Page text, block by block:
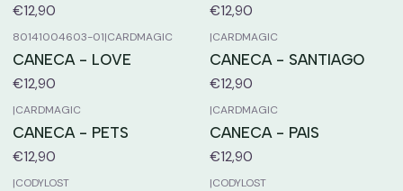
€12,90
€12,90
80141004603-01|CARDMAGIC
CANECA - LOVE
€12,90
|CARDMAGIC
CANECA - SANTIAGO
€12,90
|CARDMAGIC
CANECA - PETS
€12,90
|CARDMAGIC
CANECA - PAIS
€12,90
|CODYLOST |CODYLOST